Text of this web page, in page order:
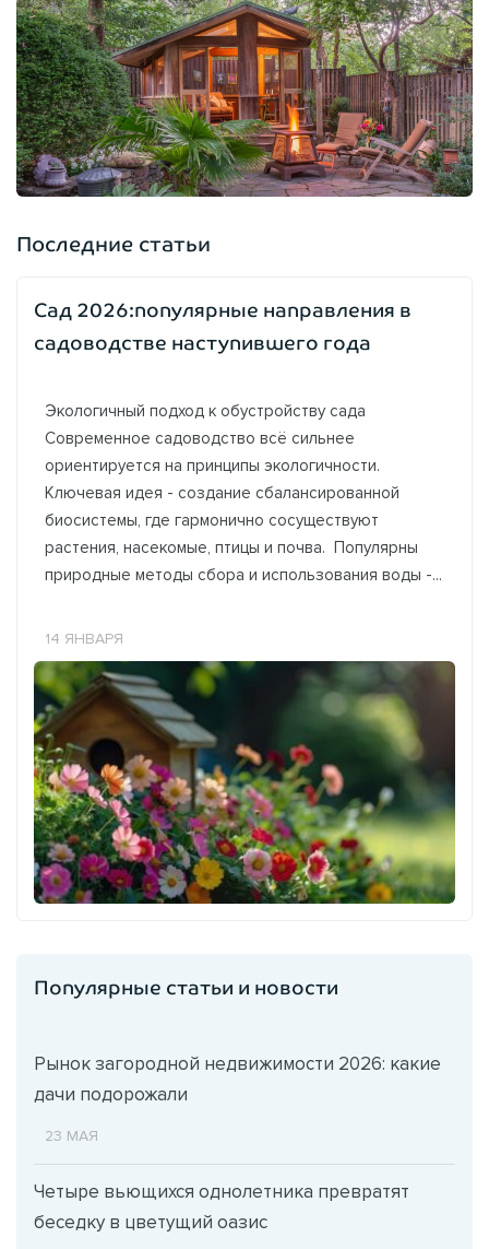
Последние статьи
Сад 2026:популярные направления в
садоводстве наступившего года
Экологичный подход к обустройству сада
Современное садоводство всё сильнее
ориентируется на принципы экологичности.
Ключевая идея - создание сбалансированной
биосистемы, где гармонично сосуществуют
растения, насекомые, птицы и почва. Популярны
природные методы сбора и использования воды -...
14 ЯНВАРЯ
Популярные статьи и новости
Рынок загородной недвижимости 2026: какие
дачи подорожали
23 МАЯ
Четыре вьющихся однолетника превратят
беседку в цветущий оазис